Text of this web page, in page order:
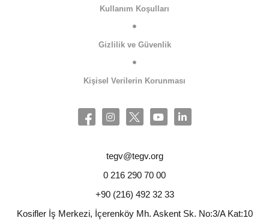
Kullanım Koşulları
Gizlilik ve Güvenlik
Kişisel Verilerin Korunması
tegv@tegv.org
0 216 290 70 00
+90 (216) 492 32 33
Kosifler İş Merkezi, İçerenköy Mh. Askent Sk. No:3/A Kat:10